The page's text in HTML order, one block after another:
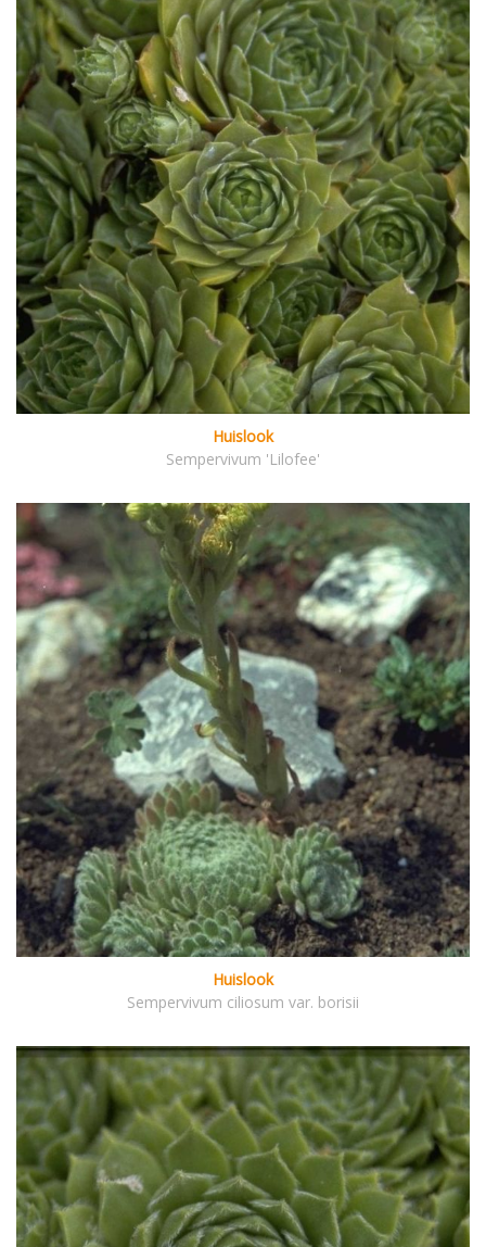
Huislook
Sempervivum 'Lilofee'
Huislook
Sempervivum ciliosum var. borisii